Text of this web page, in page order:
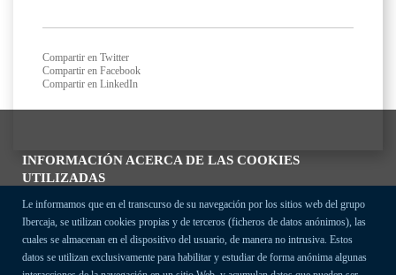
INFORMACIÓN ACERCA DE LAS COOKIES
UTILIZADAS
Le informamos que en el transcurso de su navegación por los sitios web del grupo
Ibercaja, se utilizan cookies propias y de terceros (ficheros de datos anónimos), las
cuales se almacenan en el dispositivo del usuario, de manera no intrusiva. Estos
datos se utilizan exclusivamente para habilitar y estudiar de forma anónima algunas
Compartir en Twitter
Compartir en Facebook
Compartir en LinkedIn